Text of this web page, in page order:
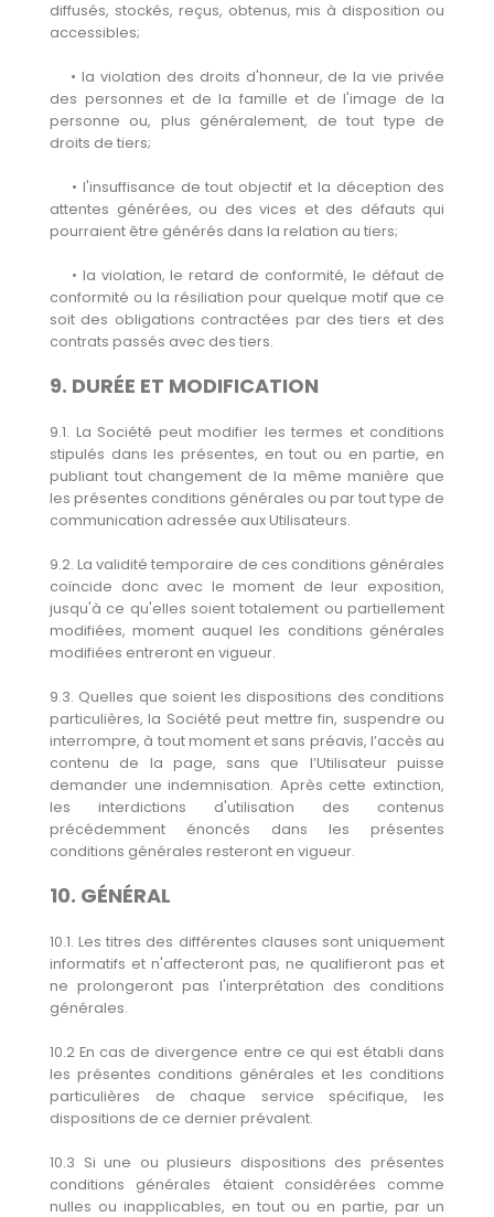
diffusés, stockés, reçus, obtenus, mis à disposition ou
accessibles;
• la violation des droits d'honneur, de la vie privée
des personnes et de la famille et de l'image de la
personne ou, plus généralement, de tout type de
droits de tiers;
• l'insuffisance de tout objectif et la déception des
attentes générées, ou des vices et des défauts qui
pourraient être générés dans la relation au tiers;
• la violation, le retard de conformité, le défaut de
conformité ou la résiliation pour quelque motif que ce
soit des obligations contractées par des tiers et des
contrats passés avec des tiers.
9. DURÉE ET MODIFICATION
9.1. La Société peut modifier les termes et conditions
stipulés dans les présentes, en tout ou en partie, en
publiant tout changement de la même manière que
les présentes conditions générales ou par tout type de
communication adressée aux Utilisateurs.
9.2. La validité temporaire de ces conditions générales
coïncide donc avec le moment de leur exposition,
jusqu'à ce qu'elles soient totalement ou partiellement
modifiées, moment auquel les conditions générales
modifiées entreront en vigueur.
9.3. Quelles que soient les dispositions des conditions
particulières, la Société peut mettre fin, suspendre ou
interrompre, à tout moment et sans préavis, l’accès au
contenu de la page, sans que l’Utilisateur puisse
demander une indemnisation. Après cette extinction,
les interdictions d'utilisation des contenus
précédemment énoncés dans les présentes
conditions générales resteront en vigueur.
10. GÉNÉRAL
10.1. Les titres des différentes clauses sont uniquement
informatifs et n'affecteront pas, ne qualifieront pas et
ne prolongeront pas l'interprétation des conditions
générales.
10.2 En cas de divergence entre ce qui est établi dans
les présentes conditions générales et les conditions
particulières de chaque service spécifique, les
dispositions de ce dernier prévalent.
10.3 Si une ou plusieurs dispositions des présentes
conditions générales étaient considérées comme
nulles ou inapplicables, en tout ou en partie, par un